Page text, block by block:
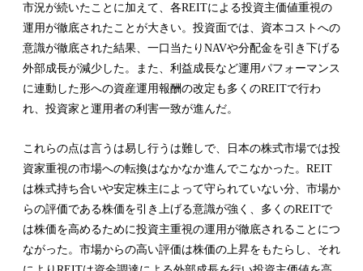
市況が続いたことに加えて、各REITによる投資主価値重視の
運用が徹底されたことが大きい。投資面では、資本コストへの
意識が徹底された結果、一口当たりNAVや分配金を引き下げる
外部成長が減少した。また、利益成長など運用パフォーマンス
に連動した形への資産運用報酬の改定も多くのREITで行わ
れ、投資家と運用者の利害一致が進んだ。
これらの点は言うは易し行うは難しで、日本の株式市場では投
資家重視の市場への転換はなかなか進んでこなかった。REIT
は株式持ち合いや安定株主によって守られていない分、市場か
らの評価である株価を引き上げる意識が強く、多くのREITで
は株価を高めるために投資主重視の運用が徹底されることにつ
ながった。市場からの高い評価は株価の上昇をもたらし、それ